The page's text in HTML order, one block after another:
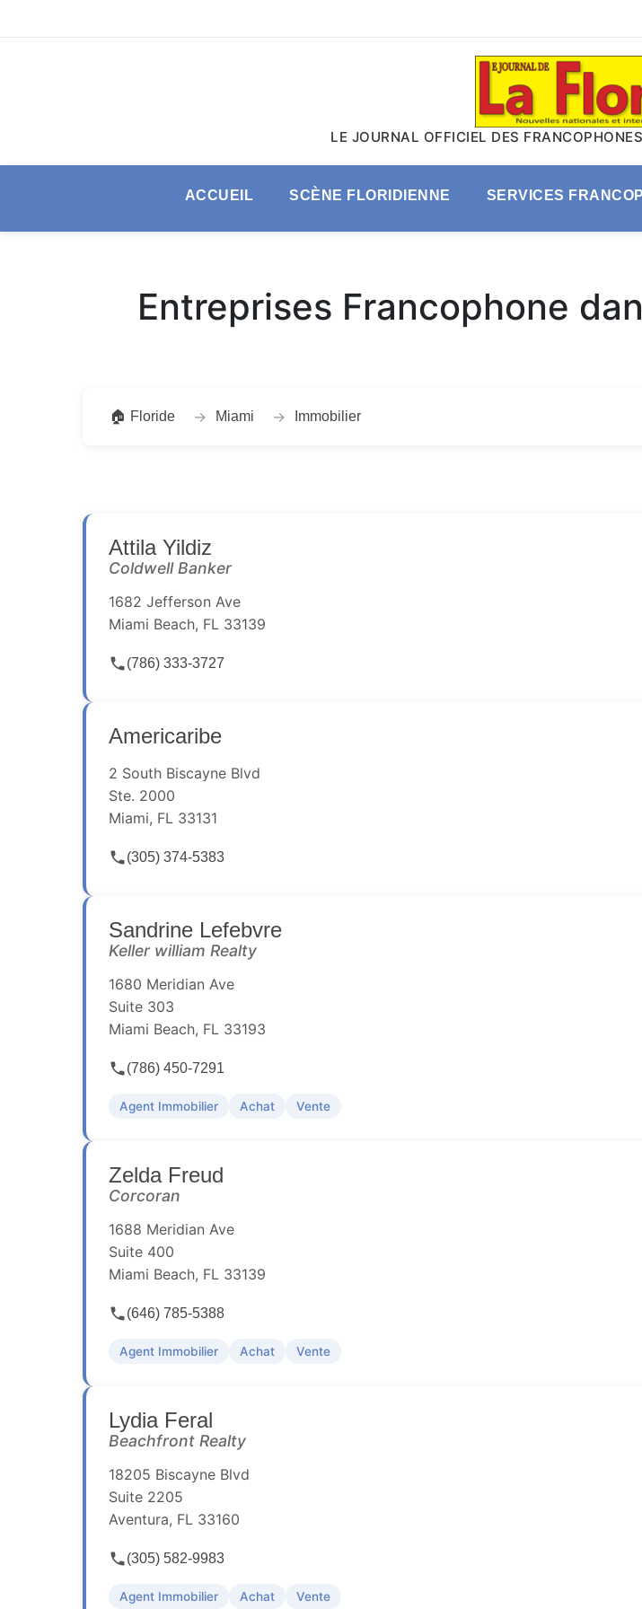
LE JOURNAL OFFICIEL DES
ACCUEIL SCÈNE FLORIDIENNE SERVICES
Entreprises Francophone
Floride Miami Immobilier
Attila Yildiz
Coldwell Banker
1682 Jefferson Ave
Miami Beach, FL 33139
(786) 333-3727
Americaribe
2 South Biscayne Blvd
Ste. 2000
Miami, FL 33131
(305) 374-5383
Sandrine Lefebvre
Keller william Realty
1680 Meridian Ave
Suite 303
Miami Beach, FL 33193
(786) 450-7291
Agent Immobilier Achat Vente
Zelda Freud
Corcoran
1688 Meridian Ave
Suite 400
Miami Beach, FL 33139
(646) 785-5388
Agent Immobilier Achat Vente
Lydia Feral
Beachfront Realty
18205 Biscayne Blvd
Suite 2205
Aventura, FL 33160
(305) 582-9983
Agent Immobilier Achat Vente